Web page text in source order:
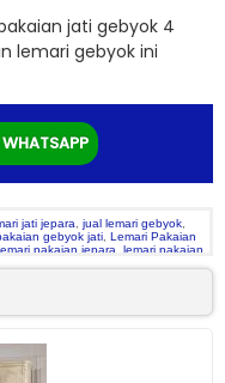
jati gebyok 4
lemari gebyok ini
jati jepara jual lemari gebyok
gebyok jati Lemari Pakaian
pakaian jepara
lemari pakaian